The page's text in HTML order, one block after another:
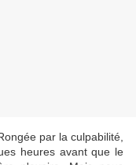
par la culpabilité,
heures avant que le